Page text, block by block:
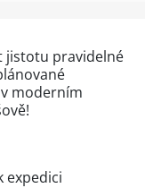
jistotu pravidelné
moderním
expedici